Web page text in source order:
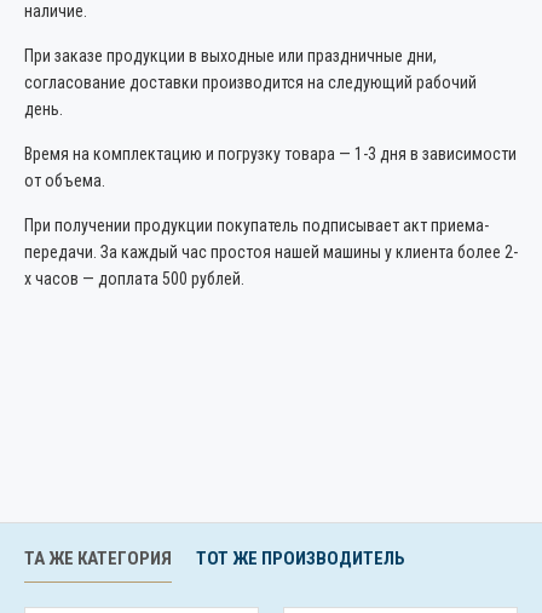
наличие.
При заказе продукции в выходные или праздничные дни,
согласование доставки производится на следующий рабочий
день.
Время на комплектацию и погрузку товара — 1-3 дня в зависимости
от объема.
При получении продукции покупатель подписывает акт приема-
передачи. За каждый час простоя нашей машины у клиента более 2-
х часов — доплата 500 рублей.
ТА ЖЕ КАТЕГОРИЯ ТОТ ЖЕ ПРОИЗВОДИТЕЛЬ